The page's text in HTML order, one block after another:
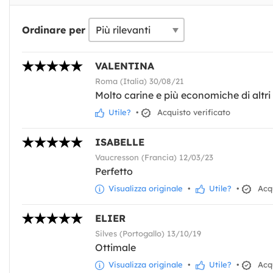
Ordinare per
VALENTINA
Roma (Italia) 30/08/21
Molto carine e più economiche di altri
Utile? • Acquisto verificato
ISABELLE
Vaucresson (Francia) 12/03/23
Perfetto
Visualizza originale • Utile? •
ELIER
Silves (Portogallo) 13/10/19
Ottimale
Visualizza originale • Utile? •